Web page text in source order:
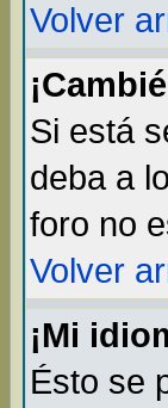
Volver
Si está
deba a
foro no
Volver
¡Mi
Ésto se